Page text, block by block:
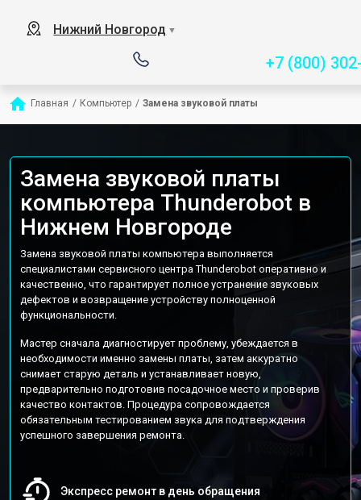
Нижний Новгород ▼
+7 (800)
Главная / Компьютер / Замена звуковой платы
Замена звуковой платы
компьютера Thunderobot в
Нижнем Новгороде
Замена звуковой платы компьютера выполняется
специалистами сервисного центра Thunderobot оперативно и
качественно, что гарантирует полное устранение звуковых
дефектов и возвращение устройству полноценной
функциональности.
Мастер сначала диагностирует проблему, убеждается в
необходимости именно замены платы, затем аккуратно
снимает старую деталь и устанавливает новую,
предварительно подготовив посадочное место и проверив
качество контактов. Процедура сопровождается
обязательным тестированием звука для подтверждения
успешного завершения ремонта.
Экспресс ремонт в день обращения